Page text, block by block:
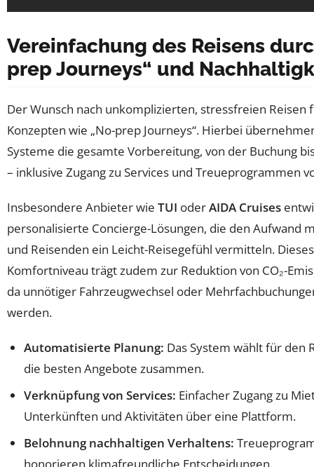
Vereinfachung des Reisens
prep Journeys“ und
Der Wunsch nach unkomplizierten, stressfreien Reisen
Konzepten wie „No-prep Journeys“. Hierbei
Systeme die gesamte Vorbereitung, von der Buchung
– inklusive Zugang zu Services und Treueprogrammen
Insbesondere Anbieter wie TUI oderAIDA Cruises
personalisierte Concierge-Lösungen, die den Aufwand
und Reisenden ein Leicht-Reisegefühl vermitteln. Dieses
Komfortniveau trägt zudem zur Reduktion von CO₂-
da unnötiger Fahrzeugwechsel oder
werden.
Automatisierte Planung: Das System wählt für den
die besten Angebote zusammen.
Verknüpfung von Services: Einfacher Zugang zu
Unterkünften und Aktivitäten über eine Plattform.
Belohnung nachhaltigen Verhaltens: